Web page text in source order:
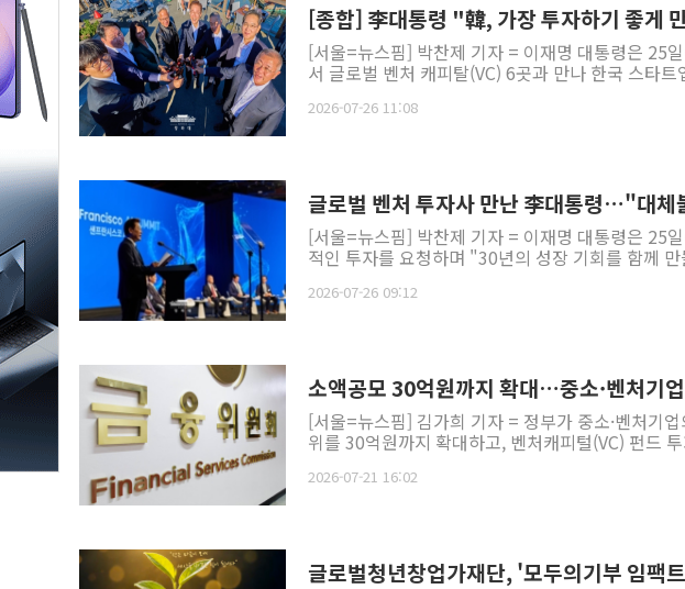
[종합] 李대통령 "韓, 가장 투자하기 좋게
[서울=뉴스핌] 박찬제 기자 = 이재명 대통령은 25
서 글로벌 벤처 캐피탈(VC) 6곳과 만나 한국 스타
2026-07-26 11:08
글로벌 벤처 투자사 만난 李대통령…"대체
[서울=뉴스핌] 박찬제 기자 = 이재명 대통령은 25
적인 투자를 요청하며 "30년의 성장 기회를 함께
2026-07-26 09:12
소액공모 30억원까지 확대…중소·벤처기
[서울=뉴스핌] 김가희 기자 = 정부가 중소·벤처기
위를 30억원까지 확대하고, 벤처캐피털(VC) 펀드
2026-07-21 16:02
글로벌청년창업가재단, '모두의기부 임팩